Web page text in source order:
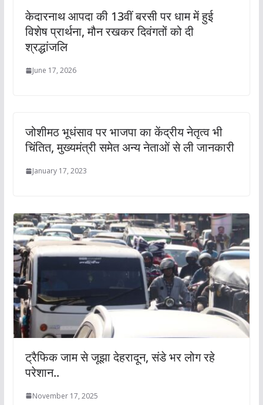
केदारनाथ आपदा की 13वीं बरसी पर धाम में हुई
विशेष प्रार्थना, मौन रखकर दिवंगतों को दी
श्रद्धांजलि
June 17, 2026
जोशीमठ भूधंसाव पर भाजपा का केंद्रीय नेतृत्व भी
चिंतित, मुख्यमंत्री समेत अन्य नेताओं से ली जानकारी
January 17, 2023
ट्रैफिक जाम से जूझा देहरादून, संडे भर लोग रहे
परेशान..
November 17, 2025